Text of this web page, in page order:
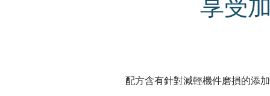
享受
配方含有針對減輕機件磨損的添